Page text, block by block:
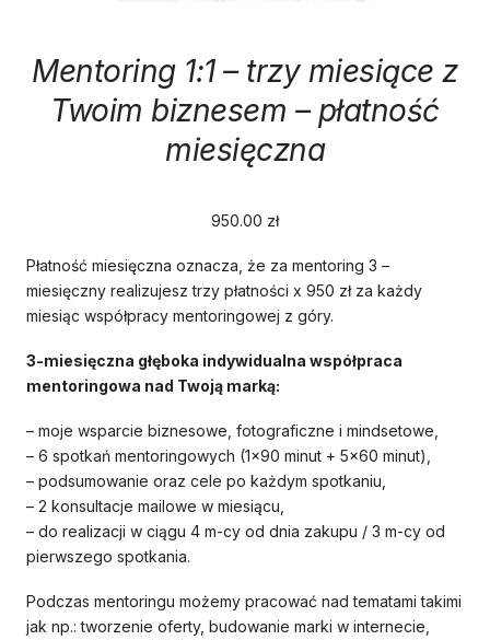
Mentoring 1:1 – trzy miesiące z
Twoim biznesem – płatność
miesięczna
950.00 zł
Płatność miesięczna oznacza, że za mentoring 3 –
miesięczny realizujesz trzy płatności x 950 zł za każdy
miesiąc współpracy mentoringowej z góry.
3-miesięczna głęboka indywidualna współpraca
mentoringowa nad Twoją marką:
– moje wsparcie biznesowe, fotograficzne i mindsetowe,
– 6 spotkań mentoringowych (1×90 minut + 5×60 minut),
– podsumowanie oraz cele po każdym spotkaniu,
– 2 konsultacje mailowe w miesiącu,
– do realizacji w ciągu 4 m-cy od dnia zakupu / 3 m-cy od
pierwszego spotkania.
Podczas mentoringu możemy pracować nad tematami takimi
jak np.: tworzenie oferty, budowanie marki w internecie,